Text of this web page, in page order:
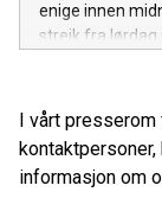
enige innen
streik fra lørdag
I vårt
kontaktpersoner,
informasjon om